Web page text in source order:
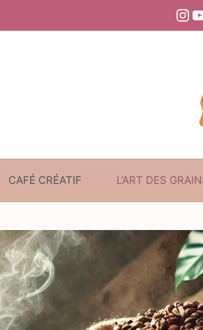
CAFÉ CRÉATIF L’ART DES